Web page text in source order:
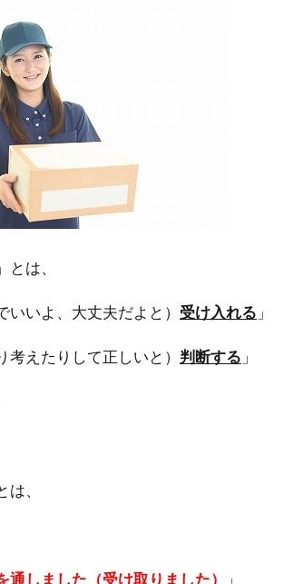
は、
いいよ、大丈夫だよと） 受け入れる 」
考えたりして正しいと） 判断する 」
、
通しました（受け取りました） 」